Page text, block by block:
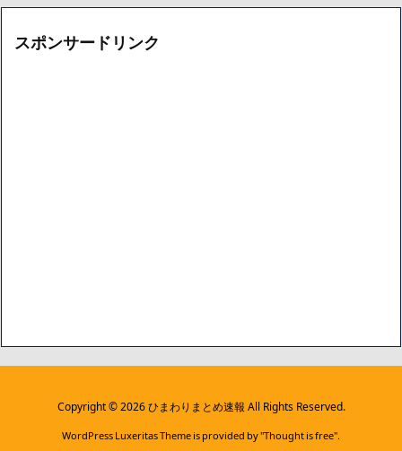
イ
スポンサードリンク
Copyright ©2026 ひまわりまとめ速報 All Rights Reserved.
WordPress Luxeritas Theme is provided by "Thought is free".